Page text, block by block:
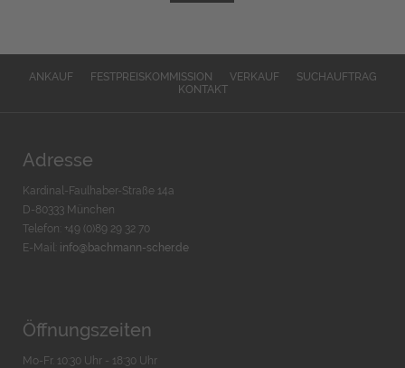
ANKAUF FESTPREISKOMMISSION VERKAUF
SUCHAUFTRAG
KONTAKT
Adresse
Kardinal-Faulhaber-Straße 14a
D-80333 München
Telefon: +49 (0)89 29 32 70
E-Mail: info@bachmann-scher.de
Öffnungszeiten
Mo-Fr. 10:30 Uhr - 18:30 Uhr